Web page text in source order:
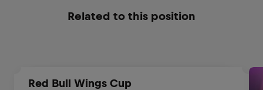
Related to this position
Red Bull Wings Cup